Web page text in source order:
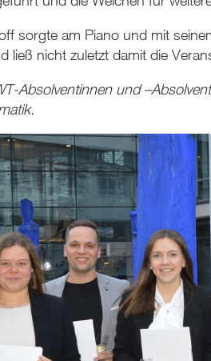
sorgte am Piano und mit
ließ nicht zuletzt damit die
Absolventinnen und